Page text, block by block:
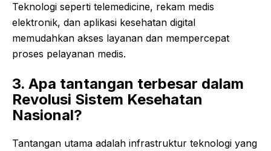
Teknologi seperti telemedicine, rekam medis
elektronik, dan aplikasi kesehatan digital
memudahkan akses layanan dan mempercepat
proses pelayanan medis.
3. Apa tantangan terbesar dalam
Revolusi Sistem Kesehatan
Nasional?
Tantangan utama adalah infrastruktur teknologi yang